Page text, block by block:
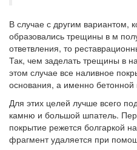
В случае с другим вариантом,
образовались трещины в м
ответвления, то
Так, чем заделать трещины в
этом случае все наливное
основания, а именно бетонной
Для этих целей лучше всего
камню и большой шпатель.
покрытие режется болгаркой
фрагмент удаляется при